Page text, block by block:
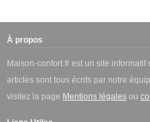
À propos
Maison-confort.fr est un site
articles sont tous écrits par notre
visitez la page Mentions légales ou